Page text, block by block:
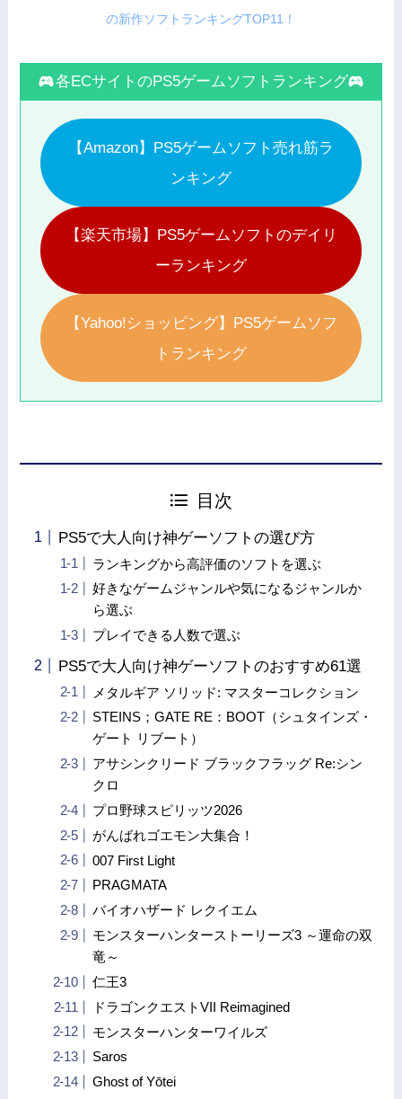
の新作ソフトランキングTOP11！
各ECサイトのPS5ゲームソフトランキング
【Amazon】PS5ゲームソフト売れ筋ラ
ンキング
【楽天市場】PS5ゲームソフトのデイリ
ーランキング
【Yahoo!ショッピング】PS5ゲームソフ
トランキング
目次
PS5で大人向け神ゲーソフトの選び方
ランキングから高評価のソフトを選ぶ
好きなゲームジャンルや気になるジャンルか
ら選ぶ
プレイできる人数で選ぶ
PS5で大人向け神ゲーソフトのおすすめ61選
メタルギア ソリッド: マスターコレクション
STEINS；GATE RE：BOOT（シュタインズ・
ゲート リブート）
アサシンクリード ブラックフラッグ Re:シン
クロ
プロ野球スピリッツ2026
がんばれゴエモン大集合！
007 First Light
PRAGMATA
バイオハザード レクイエム
モンスターハンターストーリーズ3 ～運命の双
竜～
仁王3
ドラゴンクエストVII Reimagined
モンスターハンターワイルズ
Saros
Ghost of Yōtei